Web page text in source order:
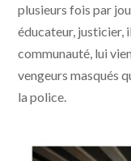
plusieurs fois par
éducateur, justicier,
communauté, lui
vengeurs masqués
la police.